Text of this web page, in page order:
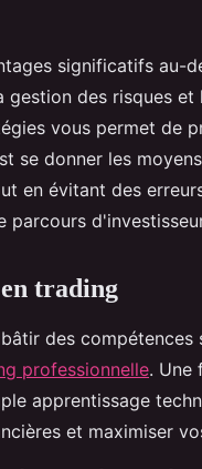
significatifs au-
des risques
vous permet de
se donner les
en évitant des
parcours
trading
des compétences
professionnelle. Une
apprentissage
et maximiser